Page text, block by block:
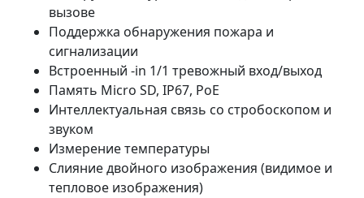
вызове
Поддержка обнаружения пожара и
сигнализации
Встроенный -in 1/1 тревожный вход/выход
Память Micro SD, IP67, PoE
Интеллектуальная связь со стробоскопом и
звуком
Измерение температуры
Слияние двойного изображения (видимое и
тепловое изображения)